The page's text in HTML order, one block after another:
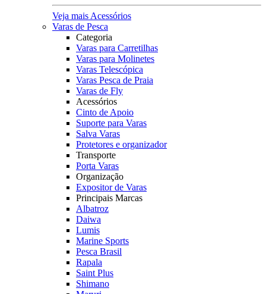
Veja mais Acessórios
Varas de Pesca
Categoria
Varas para Carretilhas
Varas para Molinetes
Varas Telescópica
Varas Pesca de Praia
Varas de Fly
Acessórios
Cinto de Apoio
Suporte para Varas
Salva Varas
Protetores e organizador
Transporte
Porta Varas
Organização
Expositor de Varas
Principais Marcas
Albatroz
Daiwa
Lumis
Marine Sports
Pesca Brasil
Rapala
Saint Plus
Shimano